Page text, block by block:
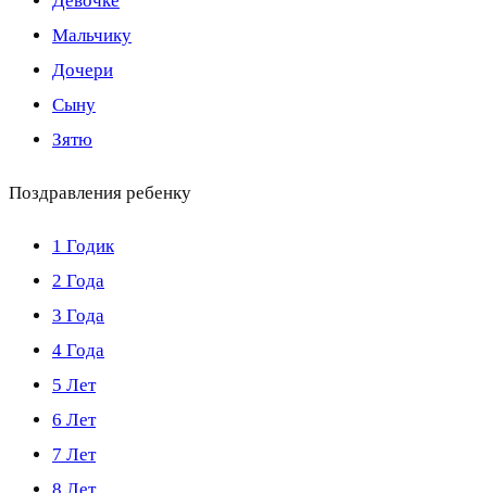
Мальчику
Дочери
Сыну
Зятю
Поздравления ребенку
1 Годик
2 Года
3 Года
4 Года
5 Лет
6 Лет
7 Лет
8 Лет